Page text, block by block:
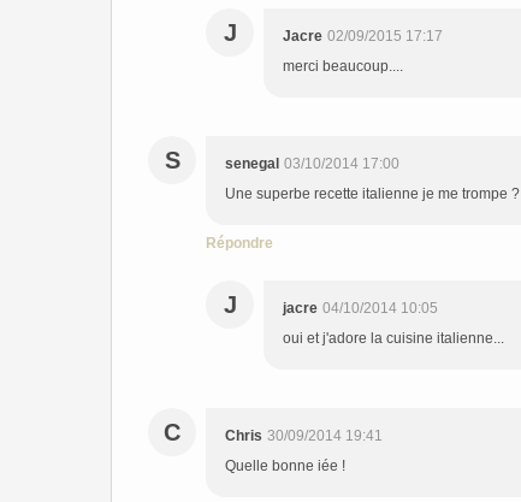
J Jacre 02/09/2015 17:17
merci beaucoup....
S senegal 03/10/2014 17:00
Une superbe recette italienne je me trompe ?
Répondre
J jacre 04/10/2014 10:05
oui et j'adore la cuisine italienne...
C Chris 30/09/2014 19:41
Quelle bonne iée !